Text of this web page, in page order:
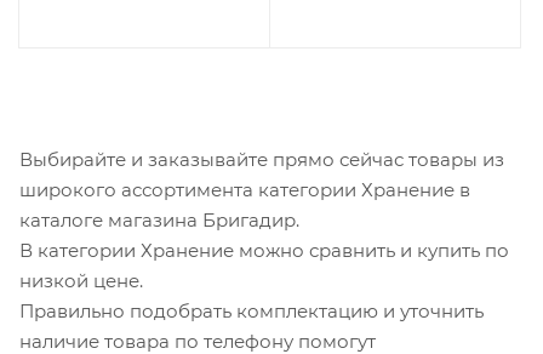
Выбирайте и заказывайте прямо сейчас товары из
широкого ассортимента категории Хранение в
каталоге магазина Бригадир.
В категории Хранение можно сравнить и купить по
низкой цене.
Правильно подобрать комплектацию и уточнить
наличие товара по телефону помогут